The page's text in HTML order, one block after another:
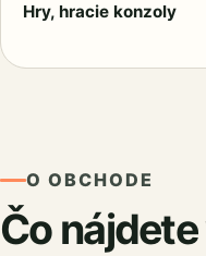
Hry, hracie konzoly
O OBCHODE
Čo nájdete